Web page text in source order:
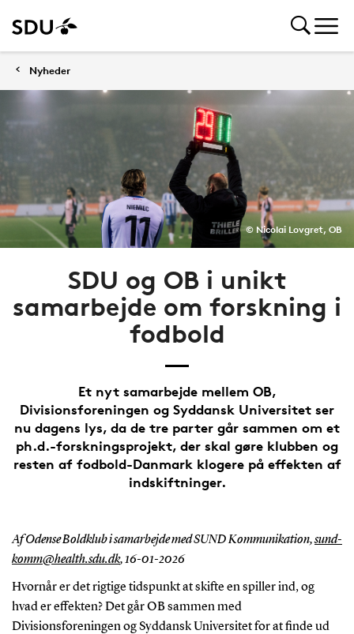
Nyheder
© Nicolai Lovgret, OB
SDU og OB i unikt
samarbejde om forskning i
fodbold
Et nyt samarbejde mellem OB,
Divisionsforeningen og Syddansk Universitet ser
nu dagens lys, da de tre parter går sammen om et
ph.d.-forskningsprojekt, der skal gøre klubben og
resten af fodbold-Danmark klogere på effekten af
indskiftninger.
Af Odense Boldklub i samarbejde med SUND Kommunikation,sund-
komm@health.sdu.dk,16-01-2026
Hvornår er det rigtige tidspunkt at skifte en spiller ind, og
hvad er effekten? Det går OB sammen med
Divisionsforeningen og Syddansk Universitet for at finde ud